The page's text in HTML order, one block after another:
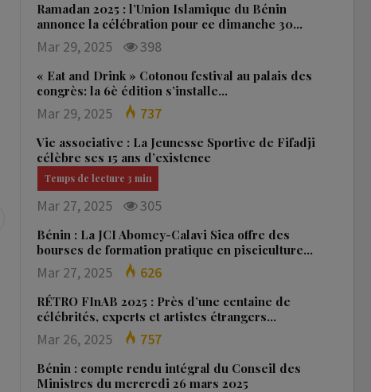
Ramadan 2025 : l’Union Islamique du Bénin
annonce la célébration pour ce dimanche 30…
Mar 29, 2025 398
« Eat and Drink » Cotonou festival au palais des
congrès: la 6è édition s’installe…
Mar 29, 2025 737
Vie associative : La Jeunesse Sportive de Fifadji
célèbre ses 15 ans d’existence
Mar 27, 2025 305
Bénin : La JCI Abomey-Calavi Sica offre des
bourses de formation pratique en pisciculture…
Mar 27, 2025 626
RÉTRO FInAB 2025 : Près d’une centaine de
célébrités, experts et artistes étrangers…
Mar 26, 2025 757
Bénin : compte rendu intégral du Conseil des
Ministres du mercredi 26 mars 2025